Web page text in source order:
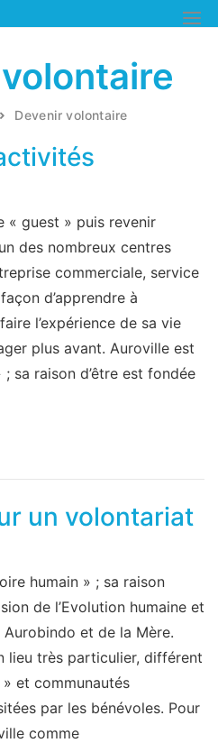
Devenir volontaire
« guest » puis revenir
des nombreux centres
commerciale, service
d’apprendre à
l’expérience de sa vie
plus avant. Auroville est
sa raison d’être est fondée
un volontariat
humain » ; sa raison
de l’Evolution humaine et
Aurobindo et de la Mère.
lieu très particulier, différent
et communautés
par les bénévoles. Pour
comme